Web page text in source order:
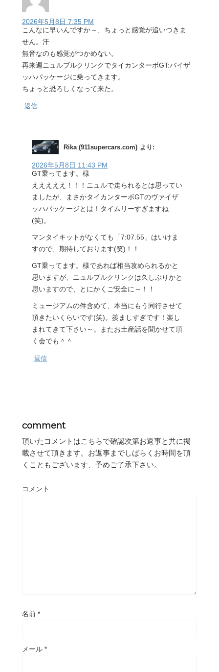
2026年5月8日 7:35 PM
こんなに早いんですか～、ちょっと感覚が追いつきま
せん。汗
無音なのも感覚がつかめない。
再来週ニュルブルクリンクでタイカンターボGT:バイザ
ッハパッケージに乗ってきます。
ちょっと恐ろしくなって来た。
返信
Rika (911supercars.com) より:
2026年5月8日 11:43 PM
GT乗ってます。様
えええええ！！！ニュルで走られるとは思ってい
ましたが、まさかタイカンターボGTのヴァイザ
ッハパッケージとは！タイムリーすぎますね
(笑)。
マンタイキットがなくても「7:07.55」はいけま
すので、期待しております(笑)！！
GT乗ってます。様であれば相当攻められるかと
思いますが、ニュルブルクリンクは久しぶりかと
思いますので、とにかくご安全に～！！
ミュージアムの件含めて、本当にもう同行させて
頂きたいくらいです(笑)。羨ましすぎです！楽し
まれてきて下さい～。またお土産話を聞かせて頂
く会でも＾＾
返信
comment
頂いたコメントはこちらで確認次第お返事と共に掲
載させて頂きます。お返事までしばらくお時間を頂
くこともございます、予めご了承下さい。
コメント
名前 *
メール *